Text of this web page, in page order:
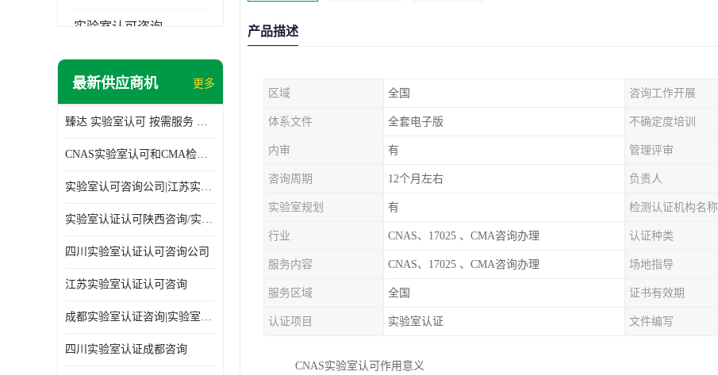
实验室认可咨询
最新供应商机 更多
臻达 实验室认可 按需服务 全程陪同
CNAS实验室认可和CMA检验检测资质认定
实验室认可咨询公司|江苏实验室认证
实验室认证认可陕西咨询/实验室认证认可咨询
四川实验室认证认可咨询公司
江苏实验室认证认可咨询
成都实验室认证咨询|实验室认证可咨询
四川实验室认证成都咨询
产品描述
区域 全国 咨询工作开展
体系文件 全套电子版 不确定度培训
内审 有 管理评审
咨询周期 12个月左右 负责人
实验室规划 有 检测认证机构名称
行业 CNAS、17025 、CMA咨询办理 认证种类
服务内容 CNAS、17025 、CMA咨询办理 场地指导
服务区域 全国 证书有效期
认证项目 实验室认证 文件编写
CNAS实验室认可作用意义